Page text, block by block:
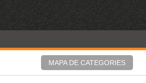
MAPA DE CATEGORIES